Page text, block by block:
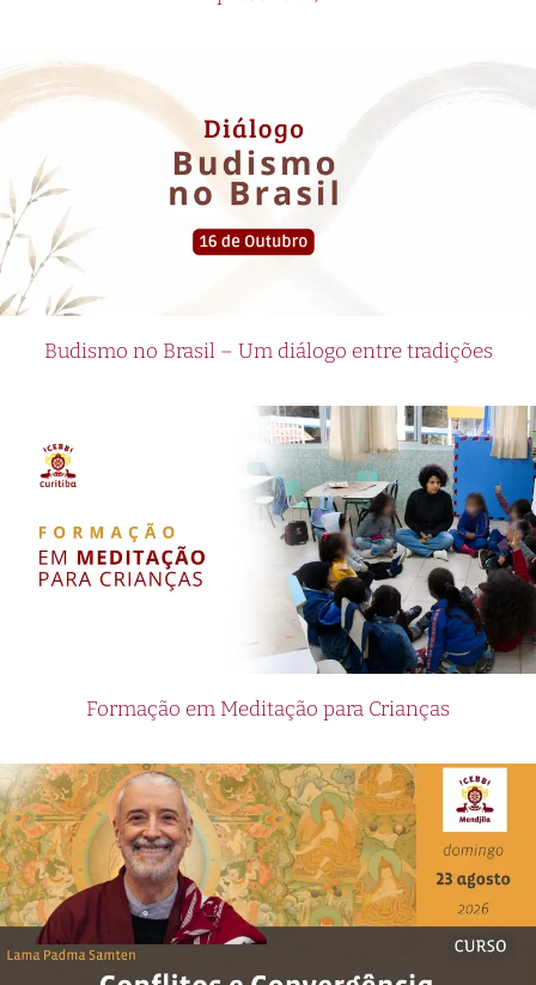
Budismo no Brasil – Um diálogo entre tradições
Formação em Meditação para Crianças